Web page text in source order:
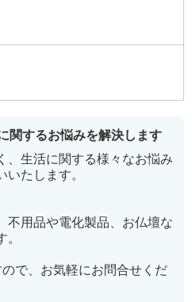
関するお悩みを解決します
、生活に関する様々なお悩み
いたします。
不用品や電化製品、お仏壇な
で、お気軽にお問合せくだ